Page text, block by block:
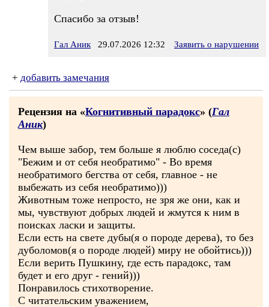
Спасибо за отзыв!
Гал Аник 29.07.2026 12:32 Заявить о нарушении
+ добавить замечания
Рецензия на «Когнитивный парадокс» (Гал
Аник)
Чем выше забор, тем больше я люблю соседа(с)
"Бежим и от себя необратимо" - Во время
необратимого бегства от себя, главное - не
выбежать из себя необратимо)))
Животным тоже непросто, не зря же они, как и
мы, чувствуют добрых людей и жмутся к ним в
поисках ласки и защиты.
Если есть на свете дубы(я о породе дерева), то без
дуболомов(я о породе людей) миру не обойтись)))
Если верить Пушкину, где есть парадокс, там
будет и его друг - гений)))
Понравилось стихотворение.
С читательским уважением,